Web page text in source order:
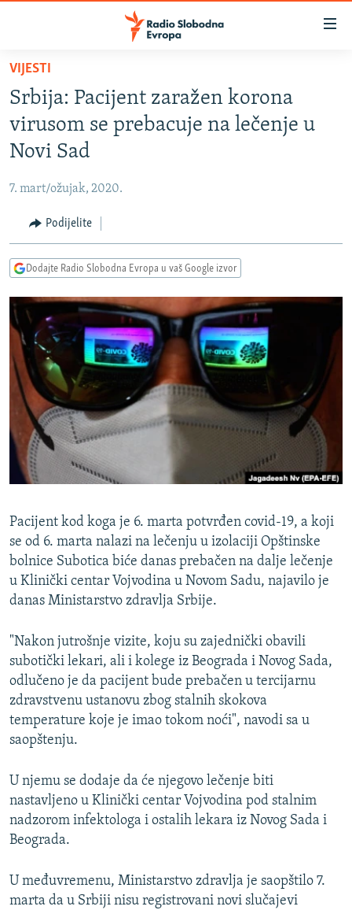
Pređite
glavni
sadržaj
Pređite
na
glavnu
Pređite
na
pretragu
VIJESTI
BOSNA I HERCEGOVINA
SRBIJA
CRNA GORA
VIZUELNO
INFOGRAFIKE
RAT U UKRAJINI
KINA NA BALKANU
RSE PRIČE IZ SVIJETA
ISPRIČAJ MI
DNEVNO@RSE
SPECIJALI RSE
VIŠE OD NASLOVA
GENOCID U SREBRENICI
TV LIBERTY
POST SCRIPTUM
MOJA EVROPA
SVE KARTE DEJTONA
NASTANAK I RASPAD JUGOSLAVIJE
PRATITE NAS
Sve RFE/RL stranice
VIJESTI
Srbija: Pacijent zaražen korona
virusom se prebacuje na lečenje u
Novi Sad
7. mart/ožujak, 2020.
Podijelite
Dodajte Radio Slobodna Evropa u vaš Google izvor
Pacijent kod koga je 6. marta potvrđen covid-19, a koji
se od 6. marta nalazi na lečenju u izolaciji Opštinske
bolnice Subotica biće danas prebačen na dalje lečenje
u Klinički centar Vojvodina u Novom Sadu, najavilo je
danas Ministarstvo zdravlja Srbije.
"Nakon jutrošnje vizite, koju su zajednički obavili
subotički lekari, ali i kolege iz Beograda i Novog Sada,
odlučeno je da pacijent bude prebačen u tercijarnu
zdravstvenu ustanovu zbog stalnih skokova
temperature koje je imao tokom noći", navodi sa u
saopštenju.
U njemu se dodaje da će njegovo lečenje biti
nastavljeno u Klinički centar Vojvodina pod stalnim
nadzorom infektologa i ostalih lekara iz Novog Sada i
Beograda.
U međuvremenu, Ministarstvo zdravlja je saopštilo 7.
marta da u Srbiji nisu registrovani novi slučajevi